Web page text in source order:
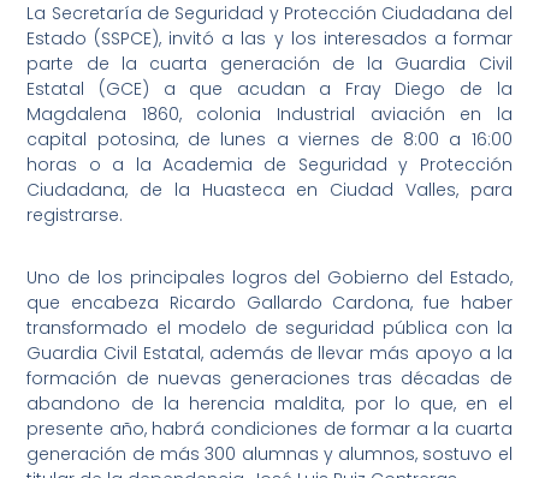
La Secretaría de Seguridad y Protección Ciudadana del
Estado (SSPCE), invitó a las y los interesados a formar
parte de la cuarta generación de la Guardia Civil
Estatal (GCE) a que acudan a Fray Diego de la
Magdalena 1860, colonia Industrial aviación en la
capital potosina, de lunes a viernes de 8:00 a 16:00
horas o a la Academia de Seguridad y Protección
Ciudadana, de la Huasteca en Ciudad Valles, para
registrarse.
Uno de los principales logros del Gobierno del Estado,
que encabeza Ricardo Gallardo Cardona, fue haber
transformado el modelo de seguridad pública con la
Guardia Civil Estatal, además de llevar más apoyo a la
formación de nuevas generaciones tras décadas de
abandono de la herencia maldita, por lo que, en el
presente año, habrá condiciones de formar a la cuarta
generación de más 300 alumnas y alumnos, sostuvo el